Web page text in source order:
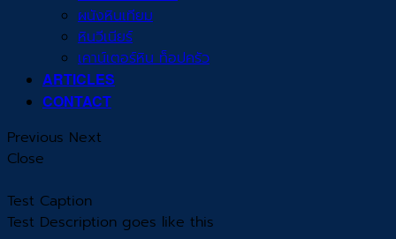
ผนังหินเทียม
หินวีเนียร์
เคาน์เตอร์หิน ท็อปครัว
ARTICLES
CONTACT
Previous Next
Close
Test Caption
Test Description goes like this